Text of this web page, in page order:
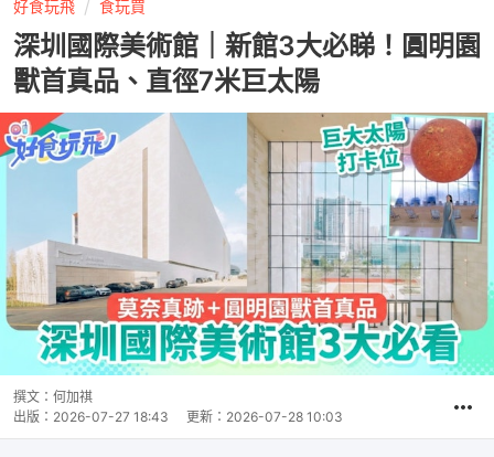
好食玩飛 食玩買
深圳國際美術館｜新館3大必睇！圓明園
獸首真品、直徑7米巨太陽
撰文： 何加祺
出版： 2026-07-27 18:43 更新： 2026-07-28 10:03